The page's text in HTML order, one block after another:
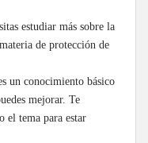
estudiar más sobre la
de protección de
un conocimiento básico
mejorar. Te
el tema para estar